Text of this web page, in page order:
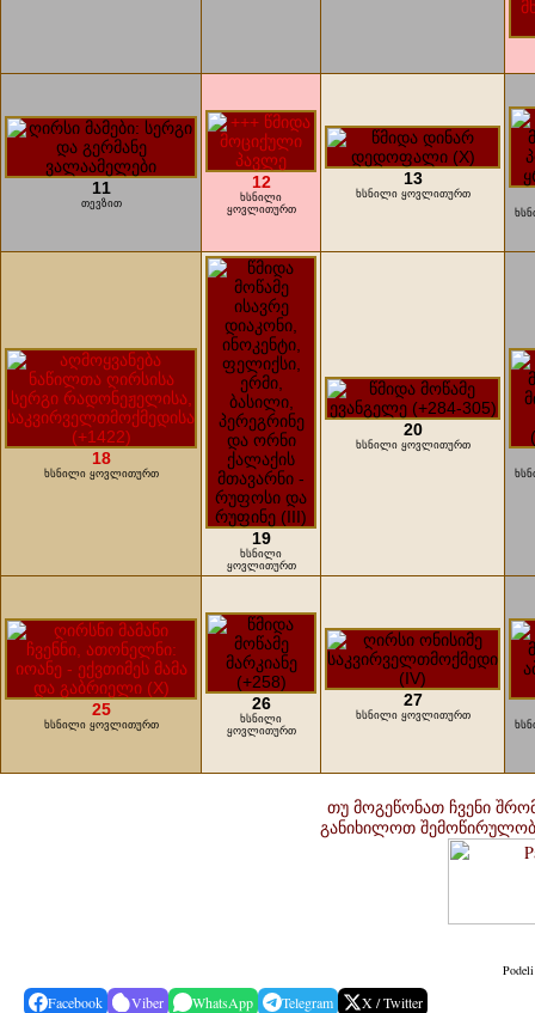
11
თევზით
12
ხსნილი
ყოვლითურთ
13
ხსნილი ყოვლითურთ
18
ხსნილი ყოვლითურთ
19
ხსნილი
ყოვლითურთ
20
ხსნილი ყოვლითურთ
25
ხსნილი ყოვლითურთ
26
ხსნილი
ყოვლითურთ
27
ხსნილი ყოვლითურთ
თუ მოგეწონათ ჩვენი
განიხილოთ
Facebook Viber WhatsApp Telegram X / Twitter